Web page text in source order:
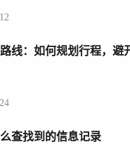
线：如何规划行程，避
查找到的信息记录